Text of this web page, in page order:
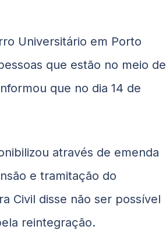
Universitário em Porto
que estão no meio de
que no dia 14 de
através de emenda
e tramitação do
Civil disse não ser possível
reintegração.